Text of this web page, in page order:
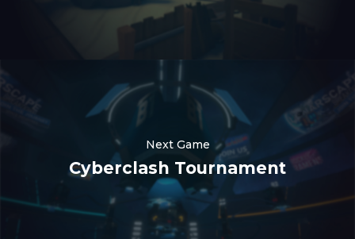
Next Game
Cyberclash Tournament
Русский
हिन्दी
Polski